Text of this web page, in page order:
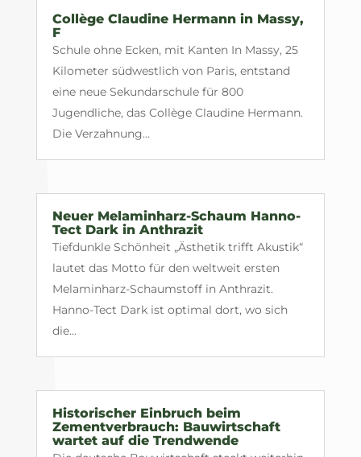
Collège Claudine Hermann in Massy,
F
Schule ohne Ecken, mit Kanten In Massy, 25
Kilometer südwestlich von Paris, entstand
eine neue Sekundarschule für 800
Jugendliche, das Collège Claudine Hermann.
Die Verzahnung...
Neuer Melaminharz-Schaum Hanno-
Tect Dark in Anthrazit
Tiefdunkle Schönheit „Ästhetik trifft Akustik“
lautet das Motto für den weltweit ersten
Melaminharz-Schaumstoff in Anthrazit.
Hanno-Tect Dark ist optimal dort, wo sich
die...
Historischer Einbruch beim
Zementverbrauch: Bauwirtschaft
wartet auf die Trendwende